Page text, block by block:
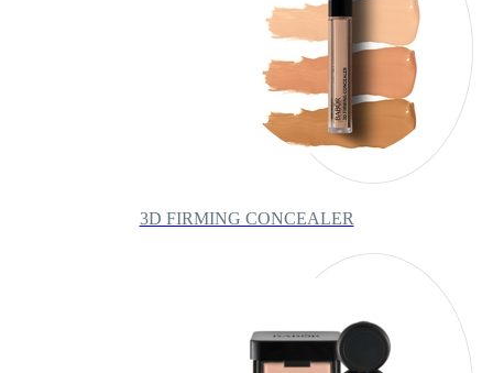
3D FIRMING CONCEALER